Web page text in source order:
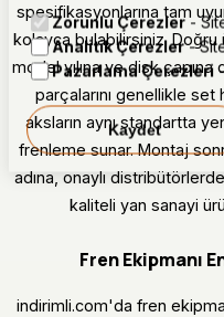
spesifikasyonlarına tam
kolayca bulabilirsiniz. Doğru
model yılına ve disk
parçalarını genellikle
aksların aynı standartta
frenleme sunar. Montaj
adına, onaylı
kaliteli yan sanayi
Fren Ekipmanı
indirimli.com'da fren
Zorunlu Çerezler-
Analitik Çerezler-
Pazarlama Çerezleri
Kaydet